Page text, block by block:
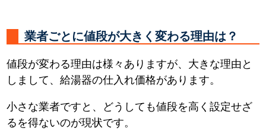
業者ごとに値段が大きく変わる理由は？
値段が変わる理由は様々ありますが、大きな理由と
しまして、給湯器の仕入れ価格があります。
小さな業者ですと、どうしても値段を高く設定せざ
るを得ないのが現状です。